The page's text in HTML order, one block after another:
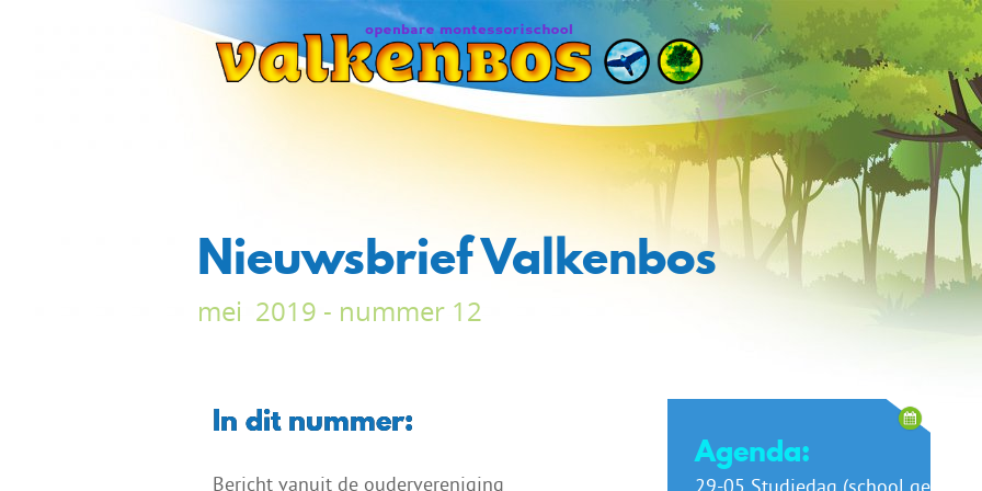
Nieuwsbrief Valkenbos
mei 2019 - nummer 12
In dit nummer:
Bericht vanuit de oudervereniging
Agenda:
29-05 Studiedag (school